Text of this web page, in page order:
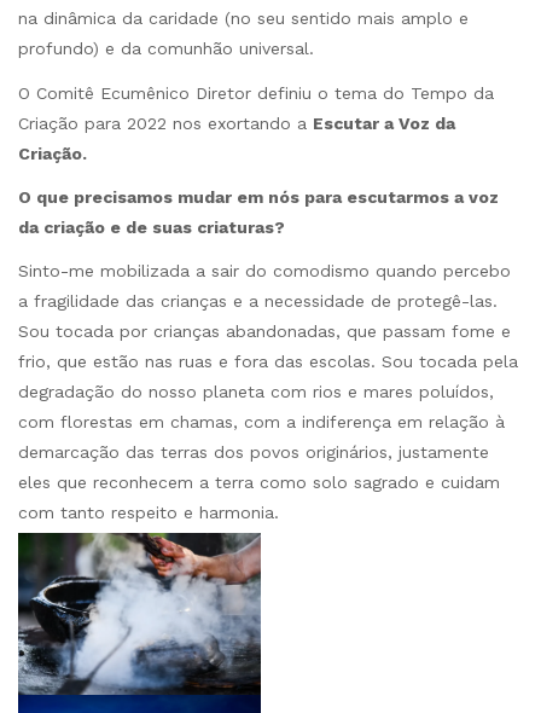
na dinâmica da caridade (no seu sentido mais amplo e
profundo) e da comunhão universal.
O Comitê Ecumênico Diretor definiu o tema do Tempo da
Criação para 2022 nos exortando a Escutar a Voz da
Criação.
O que precisamos mudar em nós para escutarmos a voz
da criação e de suas criaturas?
Sinto-me mobilizada a sair do comodismo quando percebo
a fragilidade das crianças e a necessidade de protegê-las.
Sou tocada por crianças abandonadas, que passam fome e
frio, que estão nas ruas e fora das escolas. Sou tocada pela
degradação do nosso planeta com rios e mares poluídos,
com florestas em chamas, com a indiferença em relação à
demarcação das terras dos povos originários, justamente
eles que reconhecem a terra como solo sagrado e cuidam
com tanto respeito e harmonia.